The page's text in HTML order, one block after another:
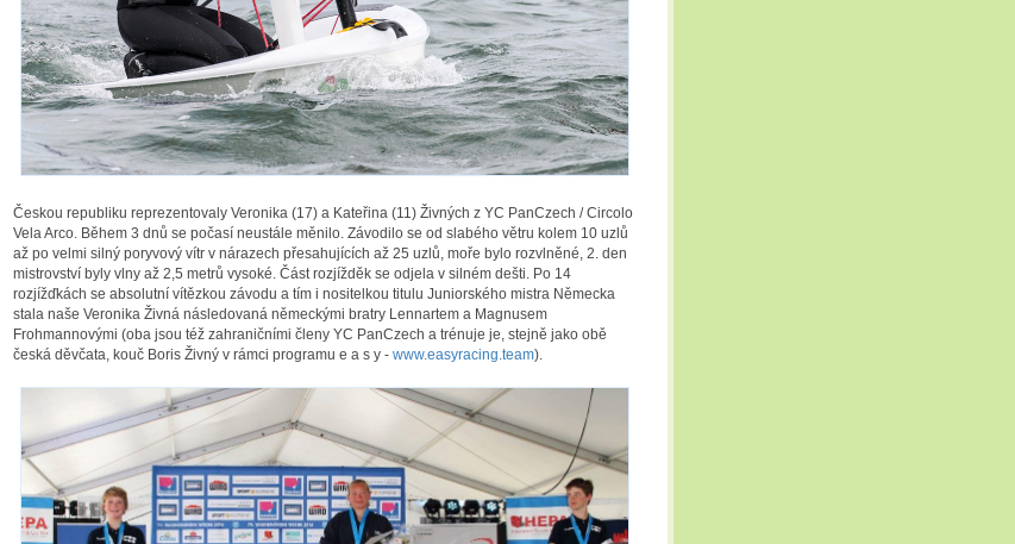
Českou republiku reprezentovaly Veronika (17) a Kateřina (11) Živných z YC PanCzech / Circolo
Vela Arco. Během 3 dnů se počasí neustále měnilo. Závodilo se od slabého větru kolem 10 uzlů
až po velmi silný poryvový vítr v nárazech přesahujících až 25 uzlů, moře bylo rozvlněné, 2. den
mistrovství byly vlny až 2,5 metrů vysoké. Část rozjížděk se odjela v silném dešti. Po 14
rozjížďkách se absolutní vítězkou závodu a tím i nositelkou titulu Juniorského mistra Německa
stala naše Veronika Živná následovaná německými bratry Lennartem a Magnusem
Frohmannovými (oba jsou též zahraničními členy YC PanCzech a trénuje je, stejně jako obě
česká děvčata, kouč Boris Živný v rámci programu e a s y - www.easyracing.team).